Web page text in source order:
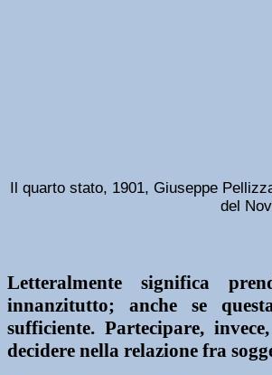
Il quarto stato, 1901, Giuseppe
del
Letteralmente significa
innanzitutto; anche se
sufficiente. Partecipare,
decidere nella relazione fra